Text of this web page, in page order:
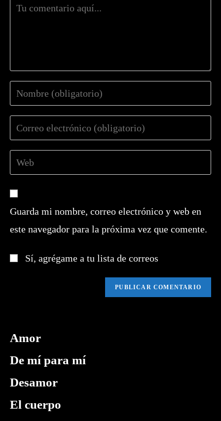
usuario
para
comentar
de
web
(opcional)
Guarda mi nombre, correo electrónico y web en
este navegador para la próxima vez que comente.
Sí, agrégame a tu lista de correos
Amor
De mí para mí
Desamor
El cuerpo